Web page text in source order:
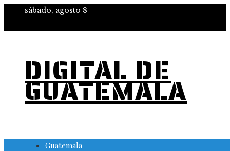
sábado, agosto 8
DIGITAL DE
GUATEMALA
Guatemala